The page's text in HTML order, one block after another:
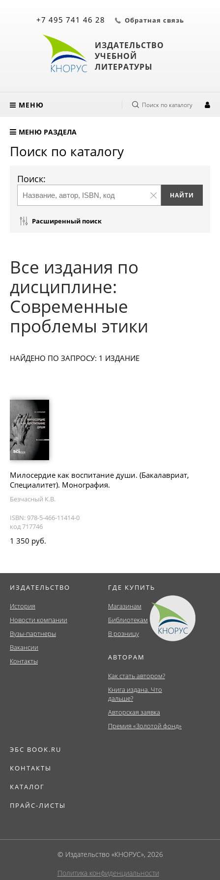
ИЗДАТЕЛЬСТВО
УЧЕБНОЙ
ЛИТЕРАТУРЫ
+7 495 741 46 28 Обратная связь
МЕНЮ Поиск по каталогу
МЕНЮ РАЗДЕЛА
Поиск по каталогу
Поиск:
Расширенный поиск
Все издания по
дисциплине:
Современные
проблемы этики
НАЙДЕНО ПО ЗАПРОСУ: 1 ИЗДАНИЕ
Милосердие как воспитание души. (Бакалавриат,
Специалитет). Монография.
Безчасный К.В.
ISBN: 978-5-466-11414-0
код 717746
1 350 руб.
ИЗДАТЕЛЬСТВО
История
Новости компании
Вузы-партнеры
Вакансии
Контакты
ГДЕ КУПИТЬ
Магазинам
Библиотекам
В розницу
АВТОРАМ
Как стать автором?
Книга издана. Что
дальше?
Авторская заявка
Премия «Золотой фонд»
ЭБС BOOK.RU
КОНТАКТЫ
КАТАЛОГ
ПРАЙС-ЛИСТЫ
© Издательство «КНОРУС», 2026
Политика конфиденциальности